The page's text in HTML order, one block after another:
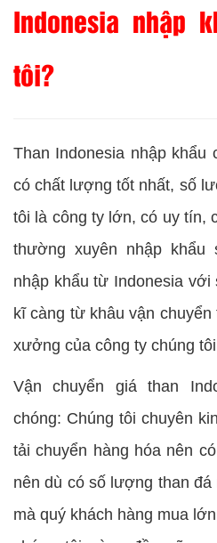
Indonesia nhập
tôi?
Than Indonesia nhập
có chất lượng tốt nhất, số
tôi là công ty lớn, có uy tín,
thường xuyên nhập
nhập khẩu từ Indonesia
kĩ càng từ khâu vận
xưởng của công ty chúng
Vận chuyển giá than
chóng: Chúng tôi chuyên
tải chuyển hàng hóa nên
nên dù có số lượng than
mà quý khách hàng mua